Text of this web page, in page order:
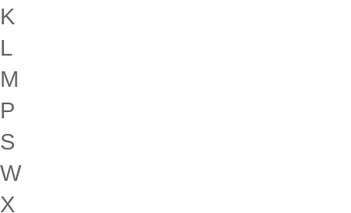
K
L
M
P
S
W
X